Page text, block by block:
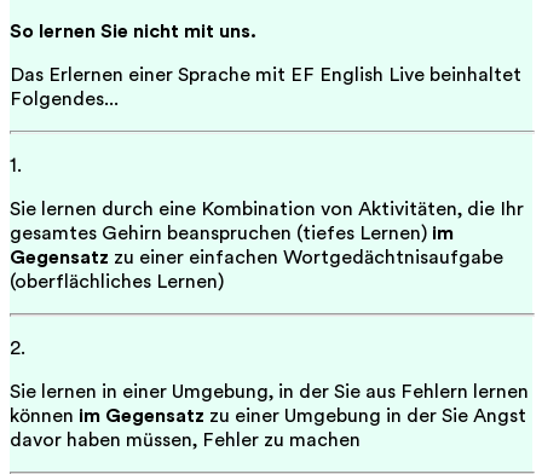
So lernen Sie nicht mit uns.
Das Erlernen einer Sprache mit EF English Live beinhaltet
Folgendes...
1.
Sie lernen durch eine Kombination von Aktivitäten, die Ihr
gesamtes Gehirn beanspruchen (tiefes Lernen) im
Gegensatz zu einer einfachen Wortgedächtnisaufgabe
(oberflächliches Lernen)
2.
Sie lernen in einer Umgebung, in der Sie aus Fehlern lernen
können im Gegensatz zu einer Umgebung in der Sie Angst
davor haben müssen, Fehler zu machen